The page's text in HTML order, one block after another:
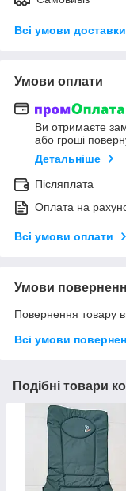
Всі умови доставки
Умови оплати
Ви отримаєте
або гроші
Детальніше
Післяплата
Оплата на
Всі умови оплати
Умови
Повернення товару
Всі умови
Подібні товари